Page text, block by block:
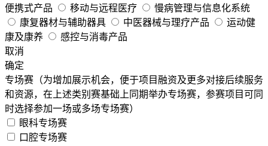
便携式产品 移动与远程医疗
慢病管理与信息化系统
康复器材与辅助器具
中医器械与理疗产品
运动健
康及康养
感控与消毒产品
取消
确定
专场赛（为增加展示机会，便于项目融资及更多对接后续服务
和资源，在上述类别赛基础上同期举办专场赛，参赛项目可同
时选择参加一场或多场专场赛）
眼科专场赛
口腔专场赛